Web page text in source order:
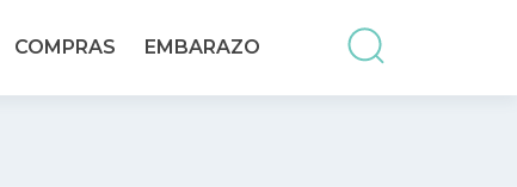
COMPRAS EMBARAZO